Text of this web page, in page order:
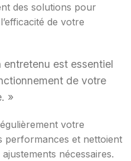
des solutions pour
de votre
est essentiel
de votre
»
votre
performances et nettoient
nécessaires.